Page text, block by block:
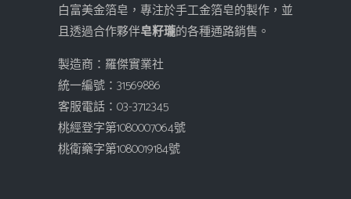
白富美金箔皂，專注於手工金箔皂的製作，並
且透過合作夥伴皂籽瓏的各種通路銷售。
製造商：羅傑實業社
統一編號：31569886
客服電話：03-3712345
桃經登字第1080007064號
桃衛藥字第1080019184號